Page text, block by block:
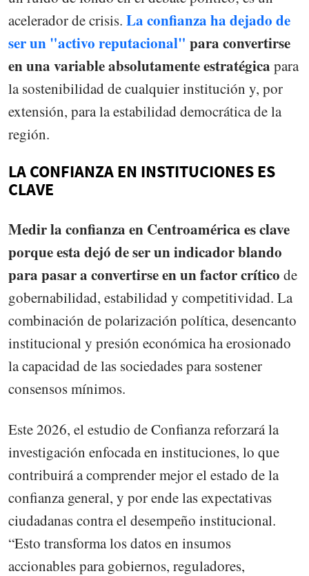
acelerador de crisis. La confianza ha dejado de
ser un "activo reputacional" para convertirse
en una variable absolutamente estratégica para
la sostenibilidad de cualquier institución y, por
extensión, para la estabilidad democrática de la
región.
LA CONFIANZA EN INSTITUCIONES ES
CLAVE
Medir la confianza en Centroamérica es clave
porque esta dejó de ser un indicador blando
para pasar a convertirse en un factor crítico de
gobernabilidad, estabilidad y competitividad. La
combinación de polarización política, desencanto
institucional y presión económica ha erosionado
la capacidad de las sociedades para sostener
consensos mínimos.
Este 2026, el estudio de Confianza reforzará la
investigación enfocada en instituciones, lo que
contribuirá a comprender mejor el estado de la
confianza general, y por ende las expectativas
ciudadanas contra el desempeño institucional.
“Esto transforma los datos en insumos
accionables para gobiernos, reguladores,